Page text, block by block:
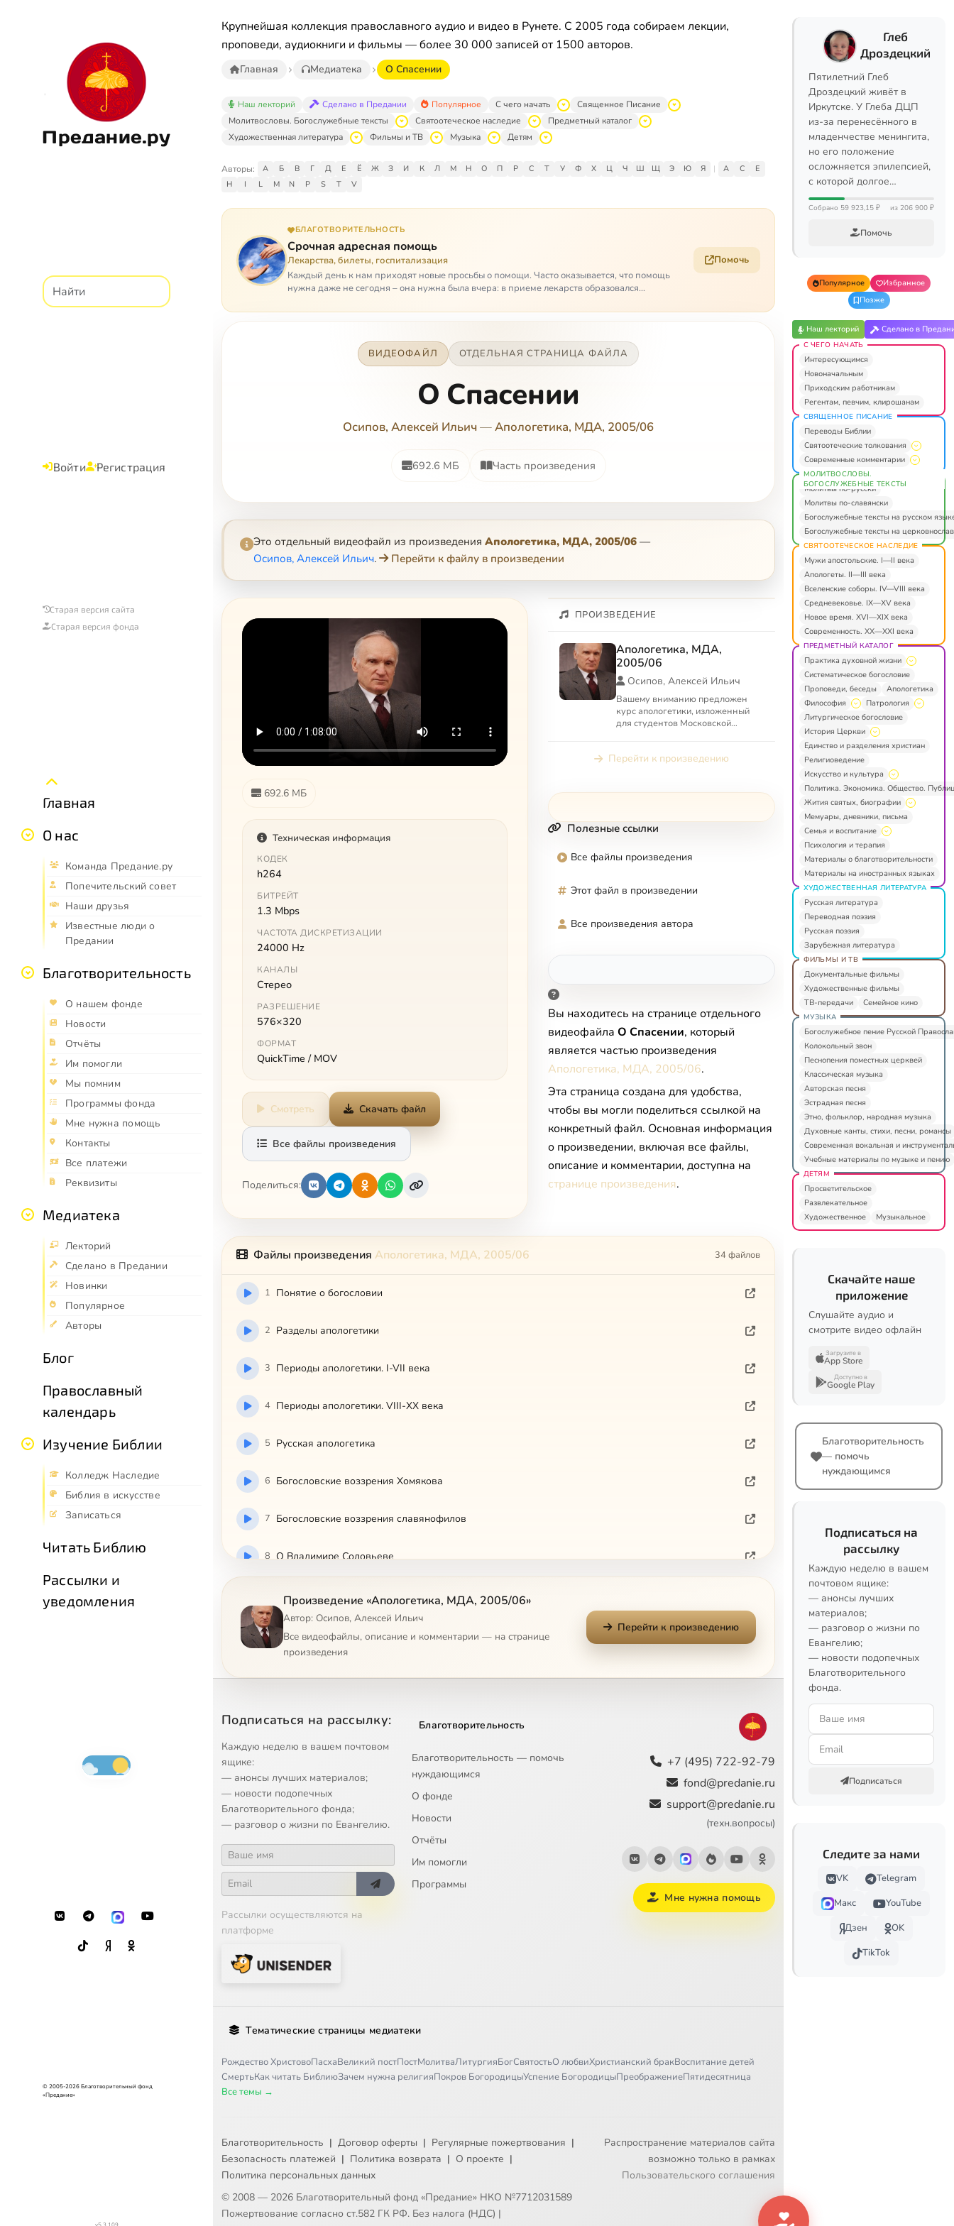
Предание.ру
Войти Регистрация
Старая версия сайта
Старая версия фонда
Главная
О нас
Команда Предание.ру
Попечительский совет
Наши друзья
Известные люди о
Предании
Благотворительность
О нашем фонде
Новости
Отчёты
Им помогли
Мы помним
Программы фонда
Мне нужна помощь
Контакты
Все платежи
Реквизиты
Медиатека
Лекторий
Сделано в Предании
Новинки
Популярное
Авторы
Блог
Православный
календарь
Изучение Библии
Колледж Наследие
Библия в искусстве
Записаться
Читать Библию
Рассылки и
уведомления
© 2005-2026 Благотворительный фонд
«Предание»
Крупнейшая коллекция православного аудио и видео в Рунете. С 2005 года собираем лекции,
проповеди, аудиокниги и фильмы — более 30 000 записей от 1500 авторов.
Главная Медиатека О Спасении
Наш лекторий Сделано в Предании Популярное С чего начать
Священное Писание
Молитвословы. Богослужебные тексты
Святоотеческое наследие
Предметный каталог
Художественная литература
Фильмы и ТВ Музыка Детям
Авторы: А Б В Г Д Е Ё Ж З И К Л М Н О П Р С Т У Ф Х Ц Ч Ш Щ Э Ю Я | A C
E
H
I L M N P S T V
БЛАГОТВОРИТЕЛЬНОСТЬ
Срочная адресная помощь
Лекарства, билеты, госпитализация
Каждый день к нам приходят новые просьбы о помощи. Часто оказывается, что помощь
нужна даже не сегодня – она нужна была вчера: в приеме лекарств образовался
Помочь
ВИДЕОФАЙЛ ОТДЕЛЬНАЯ СТРАНИЦА ФАЙЛА
О Спасении
Осипов, Алексей Ильич—Апологетика, МДА, 2005/06
692.6 МБ Часть произведения
Это отдельный видеофайл из произведения Апологетика, МДА, 2005/06 —
Осипов, Алексей Ильич. Перейти к файлу в произведении
692.6 МБ
Техническая информация
КОДЕК
h264
БИТРЕЙТ
1.3 Mbps
ЧАСТОТА ДИСКРЕТИЗАЦИИ
24000 Hz
КАНАЛЫ
Стерео
РАЗРЕШЕНИЕ
576×320
ФОРМАТ
QuickTime / MOV
Смотреть Скачать файл
Все файлы произведения
Поделиться:
ПРОИЗВЕДЕНИЕ
Апологетика, МДА,
2005/06
Осипов, Алексей Ильич
Вашему вниманию предложен
курс апологетики, изложенный
для студентов Московской
защи...
Перейти к произведению
Полезные ссылки
Все файлы произведения
Этот файл в произведении
Все произведения автора
Вы находитесь на странице отдельного
видеофайла О Спасении, который
является частью произведения
Апологетика, МДА, 2005/06.
Эта страница создана для удобства,
чтобы вы могли поделиться ссылкой на
конкретный файл. Основная информация
о произведении, включая все файлы,
описание и комментарии, доступна на
странице произведения.
Файлы произведения Апологетика, МДА, 2005/06 34 файлов
1 Понятие о богословии
2 Разделы апологетики
3 Периоды апологетики. I-VII века
4 Периоды апологетики. VIII-XX века
5 Русская апологетика
6 Богословские воззрения Хомякова
7 Богословские воззрения славянофилов
8 О Владимире Соловьеве
Основы социального служения Церкви
10 Основы социальной концепции РПЦ
13 О культуре и науке
14 Об образовании и воспитании
О биоэтике. Часть 1
16
17 Антропология
18
19 Иерархия тварного мира
22 О сердце человеческом
24 Природа греха
25 Виды греха
Произведение «Апологетика, МДА, 2005/06»
Автор: Осипов, Алексей Ильич
Все видеофайлы, описание и комментарии — на странице
произведения
Перейти к произведению
Подписаться на рассылку:
Каждую неделю в вашем почтовом
ящике:
— анонсы лучших материалов;
— новости подопечных
Благотворительного фонда;
— разговор о жизни по Евангелию.
Рассылки осуществляются на
платформе
Благотворительность
Благотворительность — помочь
нуждающимся
О фонде
Новости
Отчёты
Им помогли
Программы
+7 (495) 722-92-79
fond@predanie.ru
support@predanie.ru
(техн.вопросы)
Мне нужна помощь
Тематические страницы медиатеки
Рождество ХристовоПасхаВеликий постПостМолитваЛитургияБогСвятостьО любвиХристианский бракВоспитание детей
СмертьКак читать БиблиюЗачем нужна религияПокров БогородицыУспение БогородицыПреображениеПятидесятница
Все темы →
Благотворительность | Договор оферты | Регулярные пожертвования |
Безопасность платежей | Политика возврата | О проекте |
Политика персональных данных
© 2008 — 2026 Благотворительный фонд «Предание» НКО №7712031589
Пожертвование согласно ст.582 ГК РФ. Без налога (НДС) |
Распространение материалов сайта
возможно только в рамках
Пользовательского соглашения
Глеб
Дроздецкий
Пятилетний Глеб
Дроздецкий живёт в
Иркутске. У Глеба ДЦП
из-за перенесённого в
младенчестве менингита,
но его положение
осложняется эпилепсией,
с которой долгое…
Собрано 59 923,15 ₽ из 206 900 ₽
Помочь
Популярное
Избранное
Позже
Наш лекторий Сделано в
С ЧЕГО НАЧАТЬ
Интересующимся
Новоначальным
Приходским работникам
Регентам, певчим, клирошанам
СВЯЩЕННОЕ ПИСАНИЕ
Переводы Библии
Святоотеческие толкования
Современные комментарии
МОЛИТВОСЛОВЫ.
БОГОСЛУЖЕБНЫЕ ТЕКСТЫ
Молитвы по-русски
Молитвы по-славянски
Богослужебные тексты на русском
Богослужебные тексты на
СВЯТООТЕЧЕСКОЕ НАСЛЕДИЕ
Мужи апостольские. I—II века
Апологеты. II—III века
Вселенские соборы. IV—VIII века
Средневековье. IX—XV века
Новое время. XVI—XIX века
Современность. XX—XXI века
ПРЕДМЕТНЫЙ КАТАЛОГ
Практика духовной жизни
Систематическое богословие
Проповеди, беседы
Апологетика
Философия
Патрология
Литургическое богословие
История Церкви
Единство и разделения христиан
Религиоведение
Искусство и культура
Политика. Экономика. Общество.
Жития святых, биографии
Мемуары, дневники, письма
Семья и воспитание
Психология и терапия
Материалы о благотворительности
Материалы на иностранных языках
ХУДОЖЕСТВЕННАЯ ЛИТЕРАТУРА
Русская литература
Переводная поэзия
Русская поэзия
Зарубежная литература
ФИЛЬМЫ И ТВ
Документальные фильмы
Художественные фильмы
ТВ-передачи
Семейное кино
МУЗЫКА
Богослужебное пение Русской
Колокольный звон
Песнопения поместных церквей
Классическая музыка
Авторская песня
Эстрадная песня
Этно, фольклор, народная музыка
Духовные канты, стихи, песни, романсы
Современная вокальная и
Учебные материалы по музыке и пению
ДЕТЯМ
Просветительское
Развлекательное
Художественное
Музыкальное
Скачайте наше
приложение
Слушайте аудио и
смотрите видео офлайн
Загрузите в
App Store
Доступно в
Google Play
Благотворительность
— помочь
нуждающимся
Подписаться на
рассылку
Каждую неделю в вашем
почтовом ящике:
— анонсы лучших
материалов;
— разговор о жизни по
Евангелию;
— новости подопечных
Благотворительного
фонда.
Подписаться
Следите за нами
VK
Telegram
Макс
YouTube
Дзен
OK
TikTok